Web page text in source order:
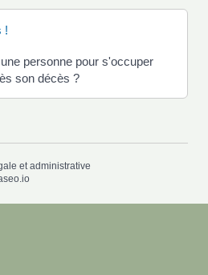
!
personne pour s'occuper
son décès ?
et administrative